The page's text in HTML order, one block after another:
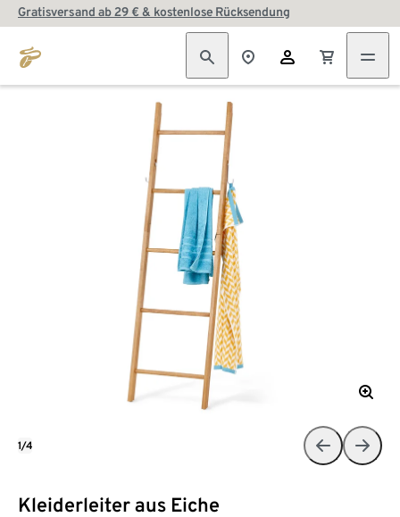
Gratisversand ab 29 € & kostenlose Rücksendung
Kleiderleiter aus Eiche
1/4